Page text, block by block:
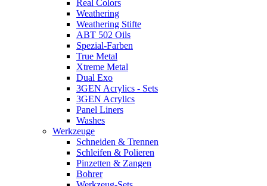
Real Colors
Weathering
Weathering Stifte
ABT 502 Oils
Spezial-Farben
True Metal
Xtreme Metal
Dual Exo
3GEN Acrylics - Sets
3GEN Acrylics
Panel Liners
Washes
Werkzeuge
Schneiden & Trennen
Schleifen & Polieren
Pinzetten & Zangen
Bohrer